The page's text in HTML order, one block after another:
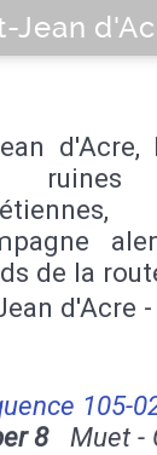
Jean
ruines
de la
d'Acre
105-
8Muet -